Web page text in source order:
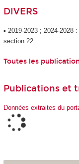
DIVERS
▪ 2019-2023 ; 2024-2028
section 22.
Toutes les
Publications et
Données extraites du